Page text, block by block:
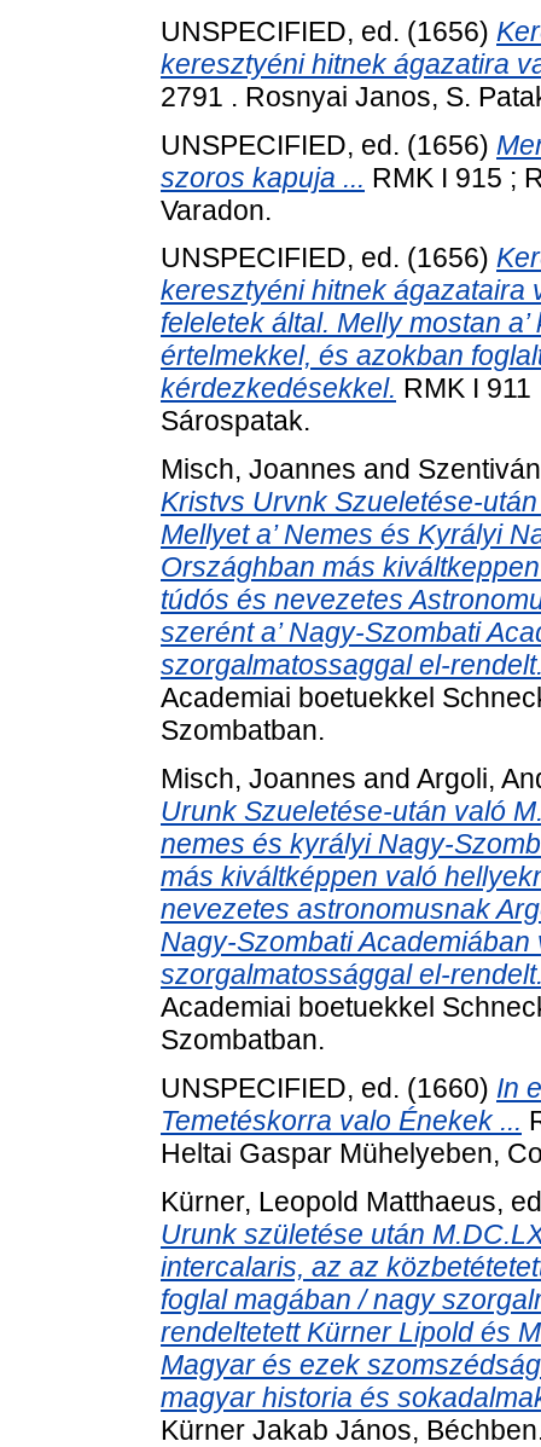
UNSPECIFIED, ed. (1656)
keresztyéni hitnek ágazatira
2791 . Rosnyai Janos, S.
UNSPECIFIED, ed. (1656)
szoros kapuja ... RMK I 915 ;
Varadon.
UNSPECIFIED, ed. (1656)
keresztyéni hitnek ágazataira
feleletek által. Melly mostan
értelmekkel, és azokban
kérdezkedésekkel. RMK I
Sárospatak.
Misch, Joannes and
Kristvs Urvnk Szueletése-
Mellyet a’ Nemes és Kyrályi
Országhban más
túdós és nevezetes
szerént a’ Nagy-Szombati
szorgalmatossaggal el-
Academiai boetuekkel
Szombatban.
Misch, Joannes and Argoli,
Urunk Szueletése-után való
nemes és kyrályi Nagy-
más kiváltképpen való
nevezetes astronomusnak
Nagy-Szombati
szorgalmatossággal el-
Academiai boetuekkel
Szombatban.
UNSPECIFIED, ed. (1660) In
Temetéskorra valo Énekek ...
Heltai Gaspar Mühelyeben,
Kürner, Leopold Matthaeus,
Urunk születése után
intercalaris, az az
foglal magában / nagy
rendeltetett Kürner Lipold és
Magyar és ezek
magyar historia és
Kürner Jakab János,